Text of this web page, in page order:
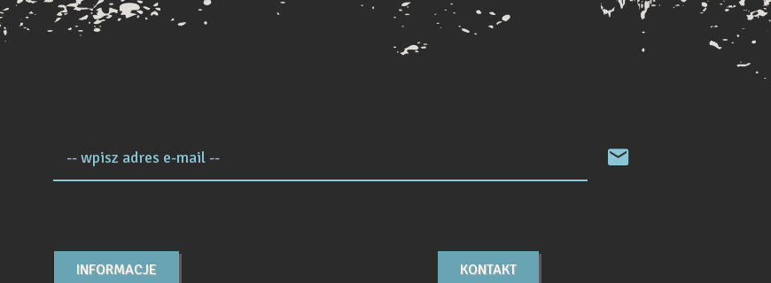
-- wpisz adres e-mail --
INFORMACJE KONTAKT